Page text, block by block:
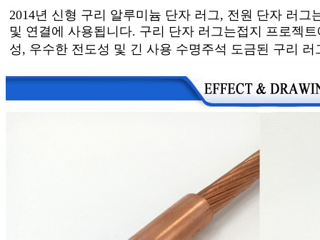
2014년 신형 구리 알루미늄 단자 러그, 전원 단자 러그
및 연결에 사용됩니다. 구리 단자 러그는접지 프로젝
성, 우수한 전도성 및 긴 사용 수명주석 도금된 구리